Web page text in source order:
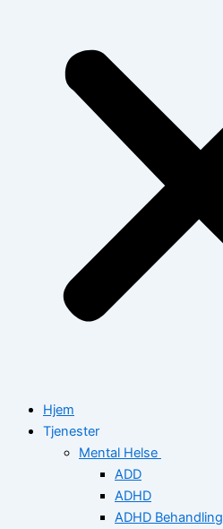
Hjem
Tjenester
Mental Helse
ADD
ADHD
ADHD Behandling